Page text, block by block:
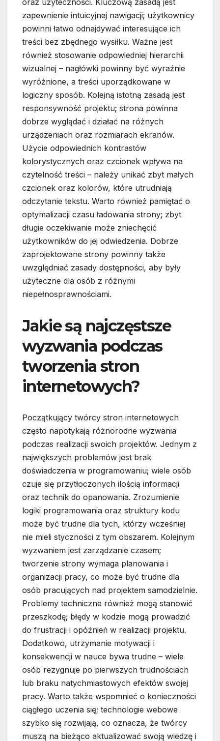
oraz użyteczności. Kluczową zasadą jest
zapewnienie intuicyjnej nawigacji; użytkownicy
powinni łatwo odnajdywać interesujące ich
treści bez zbędnego wysiłku. Ważne jest
również stosowanie odpowiedniej hierarchii
wizualnej – nagłówki powinny być wyraźnie
wyróżnione, a treści uporządkowane w
logiczny sposób. Kolejną istotną zasadą jest
responsywność projektu; strona powinna
dobrze wyglądać i działać na różnych
urządzeniach oraz rozmiarach ekranów.
Użycie odpowiednich kontrastów
kolorystycznych oraz czcionek wpływa na
czytelność treści – należy unikać zbyt małych
czcionek oraz kolorów, które utrudniają
odczytanie tekstu. Warto również pamiętać o
optymalizacji czasu ładowania strony; zbyt
długie oczekiwanie może zniechęcić
użytkowników do jej odwiedzenia. Dobrze
zaprojektowane strony powinny także
uwzględniać zasady dostępności, aby były
użyteczne dla osób z różnymi
niepełnosprawnościami.
Jakie są najczęstsze
wyzwania podczas
tworzenia stron
internetowych?
Początkujący twórcy stron internetowych
często napotykają różnorodne wyzwania
podczas realizacji swoich projektów. Jednym z
największych problemów jest brak
doświadczenia w programowaniu; wiele osób
czuje się przytłoczonych ilością informacji
oraz technik do opanowania. Zrozumienie
logiki programowania oraz struktury kodu
może być trudne dla tych, którzy wcześniej
nie mieli styczności z tym obszarem. Kolejnym
wyzwaniem jest zarządzanie czasem;
tworzenie strony wymaga planowania i
organizacji pracy, co może być trudne dla
osób pracujących nad projektem samodzielnie.
Problemy techniczne również mogą stanowić
przeszkodę; błędy w kodzie mogą prowadzić
do frustracji i opóźnień w realizacji projektu.
Dodatkowo, utrzymanie motywacji i
konsekwencji w nauce bywa trudne – wiele
osób rezygnuje po pierwszych trudnościach
lub braku natychmiastowych efektów swojej
pracy. Warto także wspomnieć o konieczności
ciągłego uczenia się; technologie webowe
szybko się rozwijają, co oznacza, że twórcy
muszą na bieżąco aktualizować swoją wiedzę i